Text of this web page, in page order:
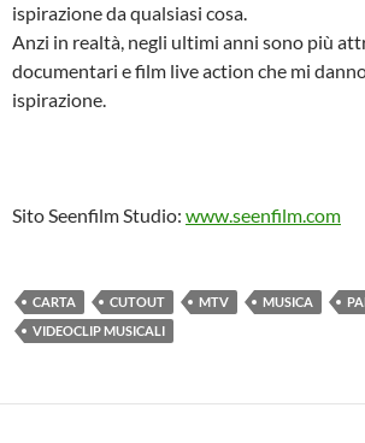
ispirazione da qualsiasi cosa.
Anzi in realtà, negli ultimi anni sono più
documentari e film live action che mi
ispirazione.
Sito Seenfilm Studio: www.seenfilm.com
CARTA CUTOUT MTV MUSICA
VIDEOCLIP MUSICALI